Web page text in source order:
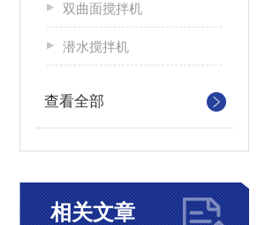
双曲面搅拌机
潜水搅拌机
查看全部
相关文章